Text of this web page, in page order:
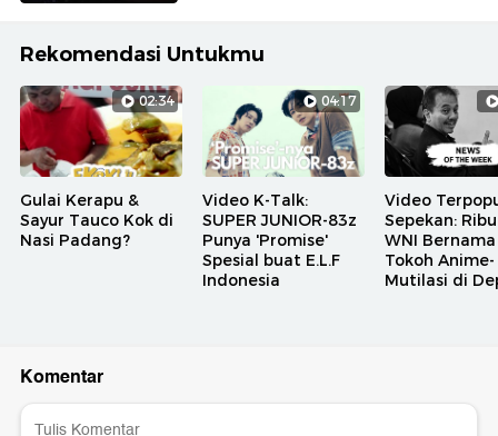
Rekomendasi Untukmu
02:34
Gulai Kerapu &
Sayur Tauco Kok di
Nasi Padang?
04:17
Video K-Talk:
SUPER JUNIOR-83z
Punya 'Promise'
Spesial buat E.L.F
Indonesia
Video
Sepekan:
WNI Bernama
Tokoh Anime-
Mutilasi di